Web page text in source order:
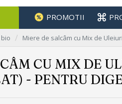
PROMOTII
Miere de salcâm cu Mix de
CU MIX DE
- PENTRU